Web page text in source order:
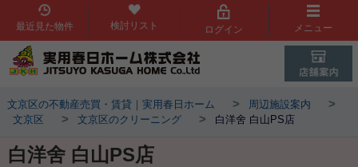
最近見た物件 検討リスト ログイン メニュー
文京区の不動産売買・賃貸｜実用春日ホーム > 周辺施設案内 >
文京区 > 文京区のクリーニング > 白洋舍 白山PS店
白洋舍 白山PS店